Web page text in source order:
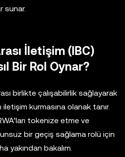
sunar.
İletişim (IBC)
Bir Rol Oynar?
birlikte çalışabilirlik sağlayarak
iletişim kurmasına olanak tanır.
tokenize etme ve
bir geçiş sağlama rolü için
yakından bakalım.